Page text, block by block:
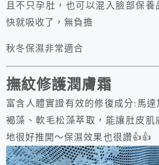
且不只孕肚，也可以混入臉部保
快就吸收了，無負擔
秋冬保濕非常適合
撫紋修護潤膚霜
富含人體實證有效的修復成分:馬
褐藻、軟毛松藻萃取，能讓肚皮
地很好推開～保濕效果也很讚👍👍